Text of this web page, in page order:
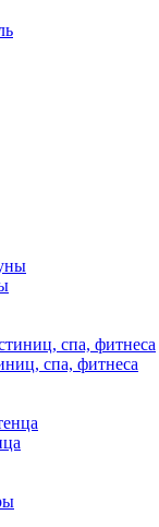
спа, фитнеса